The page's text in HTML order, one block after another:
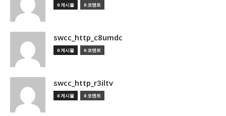
0 게시물 0 코멘트
swcc_http_c8umdc
0 게시물 0 코멘트
swcc_http_r3iltv
0 게시물 0 코멘트